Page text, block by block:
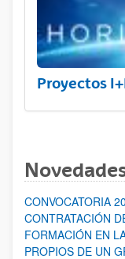
Proyectos
CONVOCATORIA
CONTRATACIÓN
FORMACIÓN EN
PROPIOS DE UN